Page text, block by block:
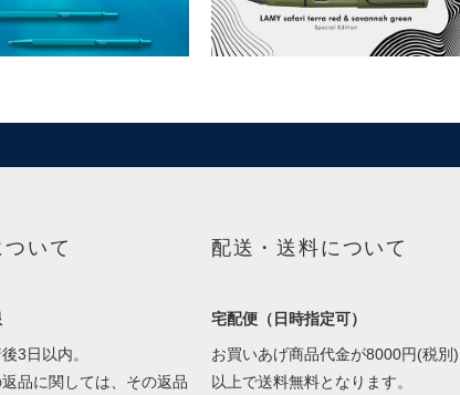
いて
3日以内。
品に関しては、その返品
配送・送料について
宅配便（日時指定可）
お買いあげ商品代金が8000円(税別)
以上で送料無料となります。